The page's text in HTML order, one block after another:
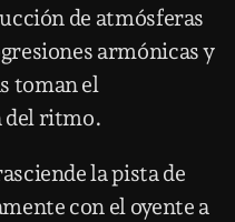
de atmósferas
armónicas y
toman el
del ritmo.
la pista de
con el oyente a